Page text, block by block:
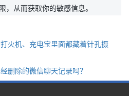
，从而获取你的敏感信息。
火机、充电宝里面都藏着针孔摄
删除的微信聊天记录吗？